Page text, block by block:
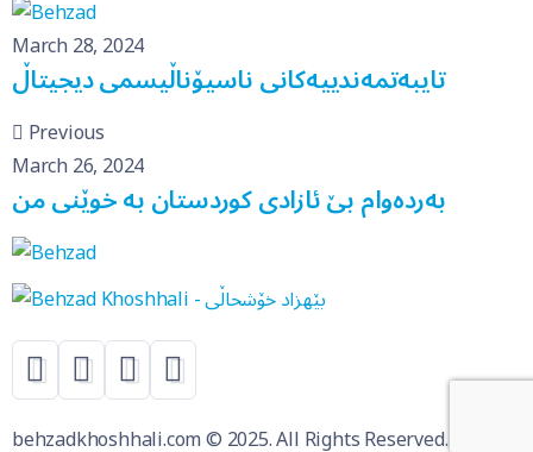
March 28, 2024
تایبەتمەندییەکانی ناسیۆناڵیسمی دیجیتاڵ
Previous
March 26, 2024
بەردەوام بێ ئازادی کوردستان بە خوێنی من
behzadkhoshhali.com © 2025. All Rights Reserved.